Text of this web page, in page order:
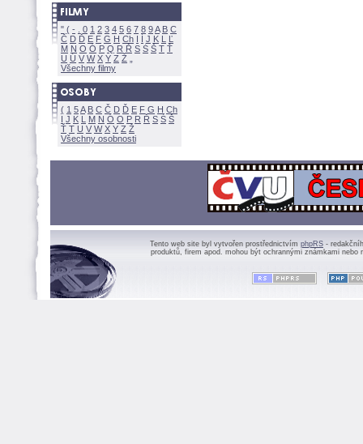
" ( - 0 1 2 3 4 5 6 7 8 9A B C
Č D Ď E F G H Ch I Í J K L
Ľ
M N O Ó P Q R Ř S Ś T Ť
U Ú V W X Y Z
Všechny filmy
( 1 5A B C Č D Ď E F G H Ch
I J K L M N Ó O P R Ř S Ś
Ť T U V W X Y Z
Všechny osobnosti
Tento web site byl vytvořen prostřednictvím phpRS -
produktů, firem apod. mohou být ochrannými známkami